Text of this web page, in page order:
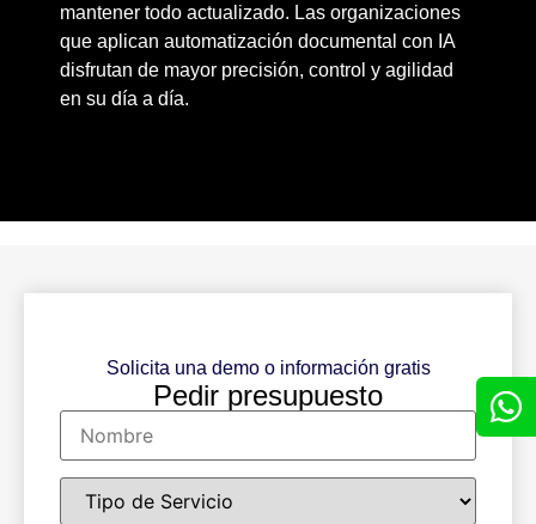
mantener todo actualizado. Las organizaciones
que aplican automatización documental con IA
disfrutan de mayor precisión, control y agilidad
en su día a día.
Solicita una demo o información gratis
Pedir presupuesto